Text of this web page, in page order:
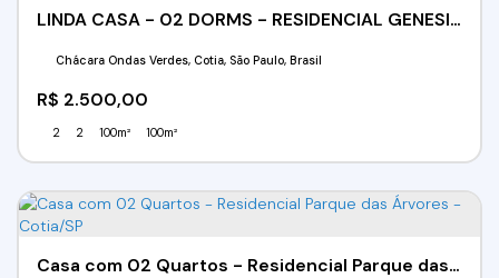
LINDA CASA - 02 DORMS - RESIDENCIAL GENESIS - CHACARA ONDAS VERDES -COTIA/SP
R$ 2.500,00
Chácara Ondas Verdes, Cotia, São Paulo, Brasil
2 2 100m² 100m²
Casa com 02 Quartos - Residencial Parque das Árvores - Cotia/SP